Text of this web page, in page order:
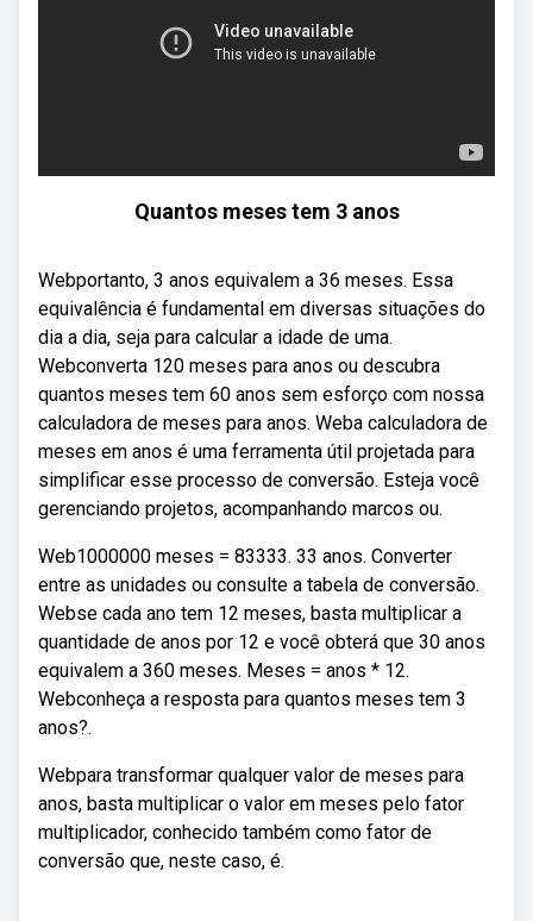
Quantos meses tem 3 anos
Webportanto, 3 anos equivalem a 36 meses. Essa
equivalência é fundamental em diversas situações do
dia a dia, seja para calcular a idade de uma.
Webconverta 120 meses para anos ou descubra
quantos meses tem 60 anos sem esforço com nossa
calculadora de meses para anos. Weba calculadora de
meses em anos é uma ferramenta útil projetada para
simplificar esse processo de conversão. Esteja você
gerenciando projetos, acompanhando marcos ou.
Web1000000 meses = 83333. 33 anos. Converter
entre as unidades ou consulte a tabela de conversão.
Webse cada ano tem 12 meses, basta multiplicar a
quantidade de anos por 12 e você obterá que 30 anos
equivalem a 360 meses. Meses = anos * 12.
Webconheça a resposta para quantos meses tem 3
anos?.
Webpara transformar qualquer valor de meses para
anos, basta multiplicar o valor em meses pelo fator
multiplicador, conhecido também como fator de
conversão que, neste caso, é.